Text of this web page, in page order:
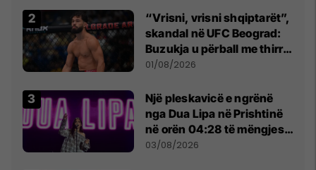
“Vrisni, vrisni shqiptarët”,
skandal në UFC Beograd:
Buzukja u përball me thirrje
anti-shqiptare nga
01/08/2026
Një pleskavicë e ngrënë
nga Dua Lipa në Prishtinë
në orën 04:28 të mëngjesit
- dhe bota digjitale serbe
03/08/2026